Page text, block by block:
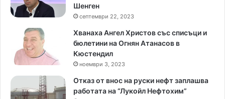
Шенген
септември 22, 2023
Хванаха Ангел Христов със списъци и
бюлетини на Огнян Атанасов в
Кюстендил
ноември 3, 2023
Отказ от внос на руски нефт заплашва
работата на “Лукойл Нефтохим”